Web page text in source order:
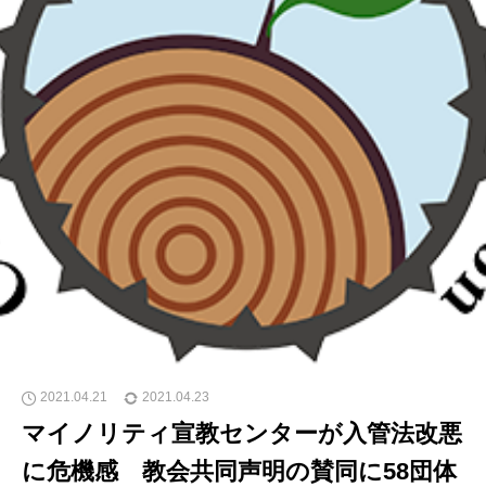
2021.04.21 2021.04.23
マイノリティ宣教センターが入管法改悪
に危機感 教会共同声明の賛同に58団体